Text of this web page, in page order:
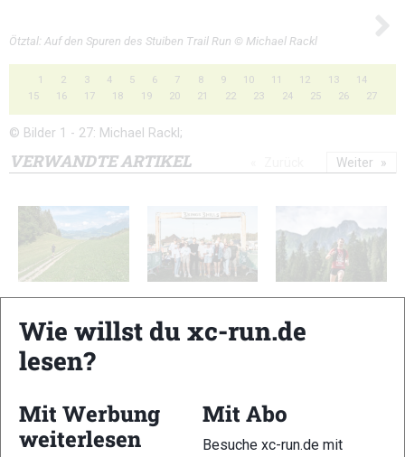
Ötztal: Auf den Spuren des Stuiben Trail Run © Michael Rackl
1 2 3 4 5 6 7 8 9 10 11 12 13
14
15
16 17 18 19 20 21 22 23 24 25 26 27
© Bilder 1 - 27: Michael Rackl;
VERWANDTE ARTIKEL
Bildergalerie
Trailrunning
Strecken
3Kings3Hills 2026:
Walser Trail
Gallerie
Weiter
Schreibe einen Kommentar
Wie willst du xc-run.de
lesen?
Mit Werbung
weiterlesen
Mit Abo
Besuche xc-run.de mit